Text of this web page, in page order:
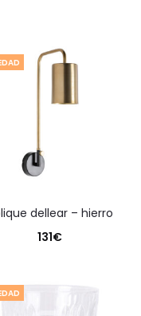
dellear – hierro
131€